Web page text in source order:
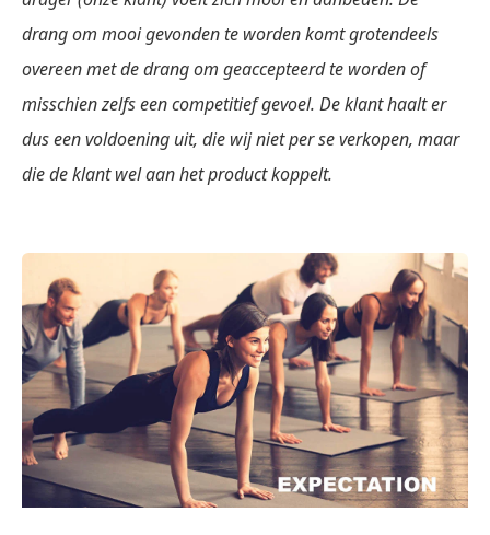
drang om mooi gevonden te worden komt grotendeels
overeen met de drang om geaccepteerd te worden of
misschien zelfs een competitief gevoel. De klant haalt er
dus een voldoening uit, die wij niet per se verkopen, maar
die de klant wel aan het product koppelt.